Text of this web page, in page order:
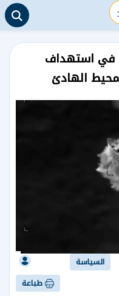
في استهداف
الهادئ
السياسة
طباعة